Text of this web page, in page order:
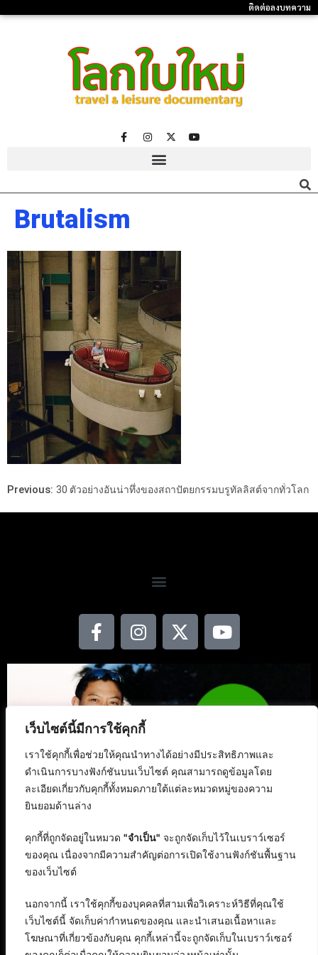
เว็บไซต์นี้มีการใช้คุกกี้
เราใช้คุกกี้เพื่อช่วยให้คุณนำทางได้อย่างมีประสิทธิภาพและ
ดำเนินการบางฟังก์ชันบนเว็บไซต์ คุณสามารถดูข้อมูลโดย
ละเอียดเกี่ยวกับคุกกี้ทั้งหมดภายใต้แต่ละหมวดหมู่ของความ
ยินยอมด้านล่าง
คุกกี้ที่ถูกจัดอยู่ในหมวด "จำเป็น" จะถูกจัดเก็บไว้ในเบราว์เซอร์
ของคุณ เนื่องจากมีความสำคัญต่อการเปิดใช้งานฟังก์ชันพื้นฐาน
ของเว็บไซต์
นอกจากนี้ เราใช้คุกกี้ของบุคคลที่สามเพื่อวิเคราะห์วิธีที่คุณใช้
เว็บไซต์นี้ จัดเก็บค่ากำหนดของคุณ และนำเสนอเนื้อหาและ
โฆษณาที่เกี่ยวข้องกับคุณ คุกกี้เหล่านี้จะถูกจัดเก็บในเบราว์เซอร์
ติดต่อลงบทความ
Brutalism
Previous: 30 ตัวอย่างอันน่าทึ่งของสถาปัตยกรรมบรูทัลลิสต์จากทั่วโลก